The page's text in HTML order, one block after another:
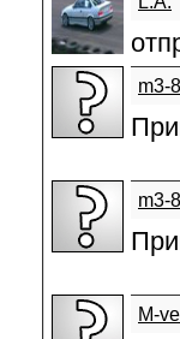
m3-
m3-
M-